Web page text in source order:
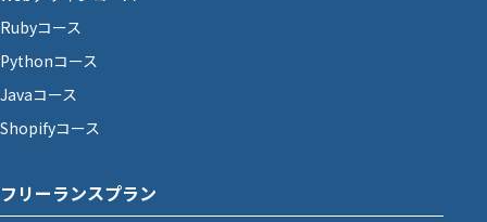
Rubyコース
Pythonコース
Javaコース
Shopifyコース
フリーランスプラン